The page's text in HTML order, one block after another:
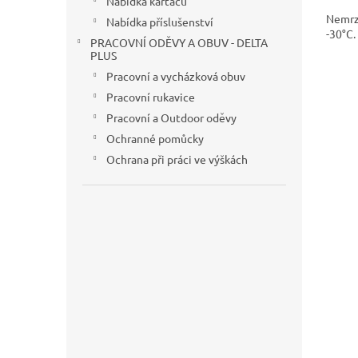
Nabídka příslušenství
PRACOVNÍ ODĚVY A OBUV - DELTA
PLUS
Pracovní a vycházková obuv
Pracovní rukavice
Pracovní a Outdoor oděvy
Ochranné pomůcky
Ochrana při práci ve výškách
-30°C.